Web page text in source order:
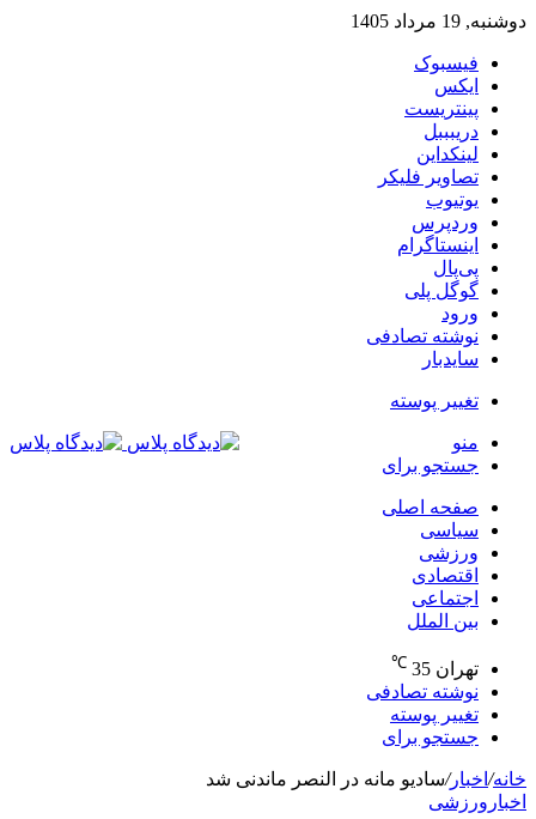
دوشنبه, 19 مرداد 1405
فیسبوک
ایکس
پینتریست
دریبببل
لینکداین
تصاویر فلیکر
یوتیوب
وردپرس
اینستاگرام
پی‌پال
گوگل پلی
ورود
نوشته تصادفی
سایدبار
تغییر پوسته
منو
جستجو برای
صفحه اصلی
سیاسی
ورزشی
اقتصادی
اجتماعی
بین الملل
تهران 35
℃
نوشته تصادفی
تغییر پوسته
جستجو برای
خانه/ اخبار/سادیو مانه در النصر ماندنی شد
اخبار ورزشی